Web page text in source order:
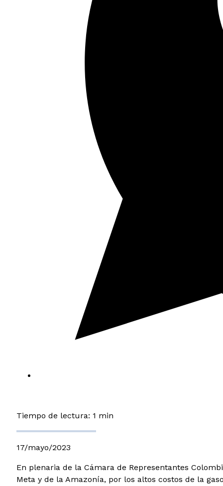
Tiempo de lectura: 1 min
17/mayo/2023
En plenaria de la Cámara de Representantes
Meta y de la Amazonía, por los altos costos de la